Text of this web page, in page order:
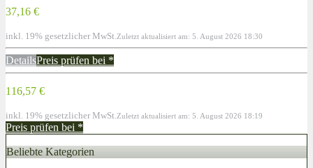
37,16 €
inkl. 19% gesetzlicher MwSt. Zuletzt aktualisiert am: 5. August 2026 18:30
DetailsPreis prüfen bei *
116,57 €
inkl. 19% gesetzlicher MwSt. Zuletzt aktualisiert am: 5. August 2026 18:19
Preis prüfen bei *
Beliebte Kategorien